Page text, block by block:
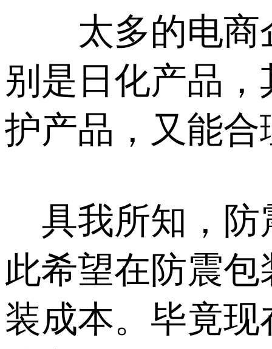
太多的电商
别是日化产品
护产品，又能
具我所知，防
此希望在防震
装成本。毕竟